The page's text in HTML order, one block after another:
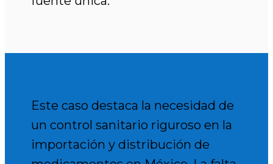
Este caso destaca la necesidad de
un control sanitario riguroso en la
importación y distribución de